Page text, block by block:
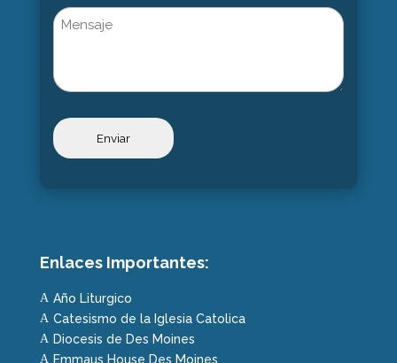
Untitled
Enlaces Importantes:
A Año Liturgico
A Catesismo de la Iglesia Catolica
A Diocesis de Des Moines
A Emmaus House Des Moines